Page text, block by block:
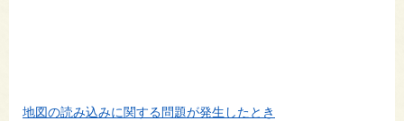
地図の読み込みに関する問題が発生したとき